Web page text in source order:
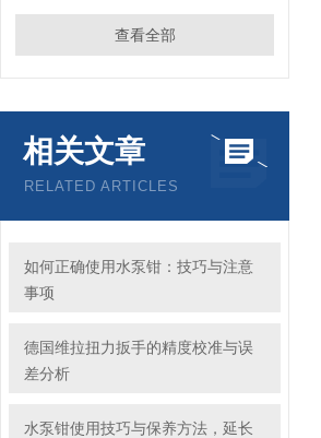
查看全部
相关文章
RELATED ARTICLES
如何正确使用水泵钳：技巧与注意
事项
德国维拉扭力扳手的精度校准与误
差分析
水泵钳使用技巧与保养方法，延长